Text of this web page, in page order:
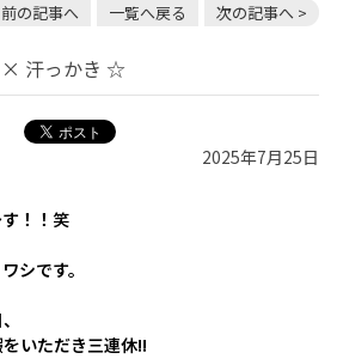
の記事へ 一覧へ戻る 次の記事へ >
× 汗っかき ☆
2025年7月25日
！！笑
シです。
いただき三連休!!